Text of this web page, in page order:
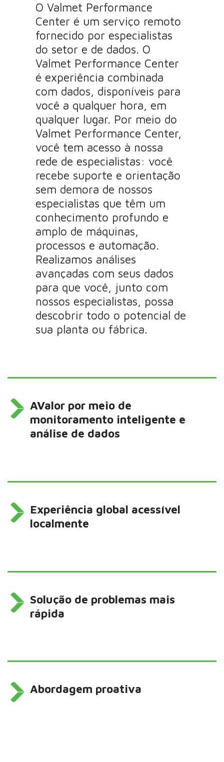
O Valmet Performance
Center é um serviço remoto
fornecido por especialistas
do setor e de dados. O
Valmet Performance Center
é experiência combinada
com dados, disponíveis para
você a qualquer hora, em
qualquer lugar. Por meio do
Valmet Performance Center,
você tem acesso à nossa
rede de especialistas: você
recebe suporte e orientação
sem demora de nossos
especialistas que têm um
conhecimento profundo e
amplo de máquinas,
processos e automação.
Realizamos análises
avançadas com seus dados
para que você, junto com
nossos especialistas, possa
descobrir todo o potencial de
sua planta ou fábrica.
AValor por meio de
monitoramento inteligente e
análise de dados
Experiência global acessível
localmente
Solução de problemas mais
rápida
Abordagem proativa